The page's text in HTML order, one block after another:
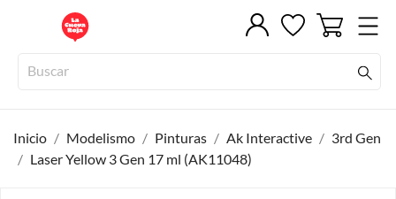
Inicio Modelismo Pinturas Ak Interactive
3rd Gen
Laser Yellow 3 Gen 17 ml (AK11048)